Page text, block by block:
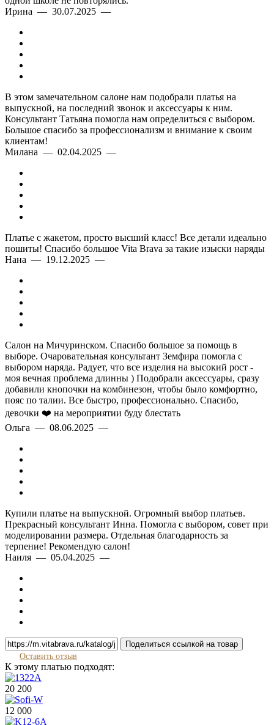
Ирина — 30.07.2025 —
В этом замечательном салоне нам подобрали платья на
выпускной, на последний звонок и аксессуары к ним.
Консультант Татьяна помогла нам определиться с выбором.
Большое спасибо за профессионализм и внимание к своим
клиентам!
Милана — 02.04.2025 —
Платье с жакетом, просто высший класс! Все детали идеально
пошиты! Спасибо большое Vita Brava за такие изыски наряды
Нана — 19.12.2025 —
Салон на Мичуринском. Спасибо большое за помощь в
выборе. Очаровательная консультант Земфира помогла с
выбором наряда. Радует, что все изделия на высокий рост -
моя вечная проблема длинны ) Подобрали аксессуары, сразу
добавили кнопочки на комбинезон, чтобы было комфортно,
пояс по талии. Все быстро, профессионально. Спасибо,
девочки ❤️ на мероприятии буду блестать
Ольга — 08.06.2025 —
Купили платье на выпускной. Огромный выбор платьев.
Прекрасный консультант Инна. Помогла с выбором, совет при
моделировании размера. Отдельная благодарность за
терпение! Рекомендую салон!
Наиля — 05.04.2025 —
Поделиться ссылкой на товар
Оставить отзыв
К этому платью подходят:
20 200
12 000